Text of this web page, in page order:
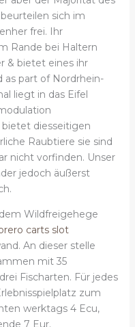
sich im
frei. Ihr
Rande bei Haltern
& bietet eines ihr
part of Nordrhein-
liegt in das Eifel
diesseitigen
Raubtiere sie sind
nicht vorfinden. Unser
jedoch äußerst
Wildfreigehege
carts slot
An dieser stelle
mit 35
Fischarten. Für jedes
zum
werktags 4 Ecu,
7 Eur.